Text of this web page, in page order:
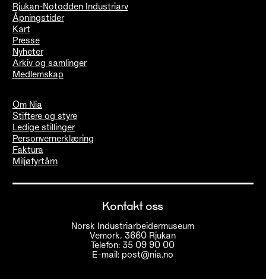
Rjukan-Notodden Industriarv
Åpningstider
Kart
Presse
Nyheter
Arkiv og samlinger
Medlemskap
Om Nia
Stiftere og styre
Ledige stillinger
Personvernerklæring
Faktura
Miljøfyrtårn
Kontakt oss
Norsk Industriarbeidermuseum
Vemork, 3660 Rjukan
Telefon: 35 09 90 00
E-mail: post@nia.no